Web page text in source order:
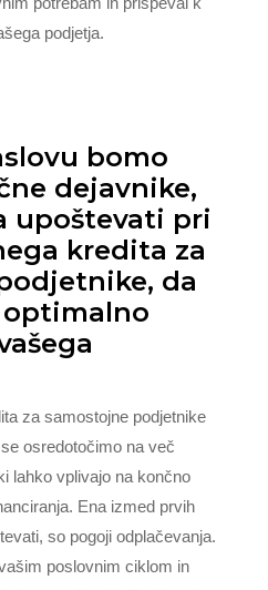
podjetja.
bomo
dejavnike,
upoštevati pri
kredita za
da
za samostojne podjetnike
osredotočimo na več
lahko vplivajo na končno
Ena izmed prvih
so pogoji odplačevanja.
poslovnim ciklom in